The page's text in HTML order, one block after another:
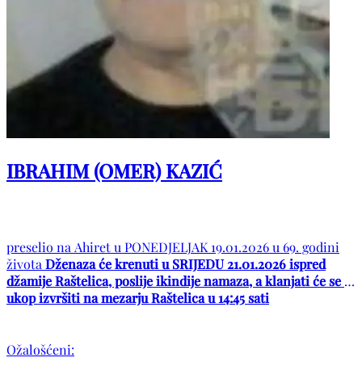
IBRAHIM (OMER) KAZIĆ
preselio na Ahiret u PONEDJELJAK 19.01.2026 u 69. godini
života Dženaza će krenuti u SRIJEDU 21.01.2026 ispred
džamije Raštelica, poslije ikindije namaza, a klanjati će se i
ukop izvršiti na mezarju Raštelica u 14:45 sati
Ožalošćeni: